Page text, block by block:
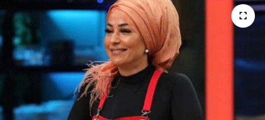
KÜLTÜR - SANAT
MAGAZİN
ÖZEL HABER
SAĞLIK